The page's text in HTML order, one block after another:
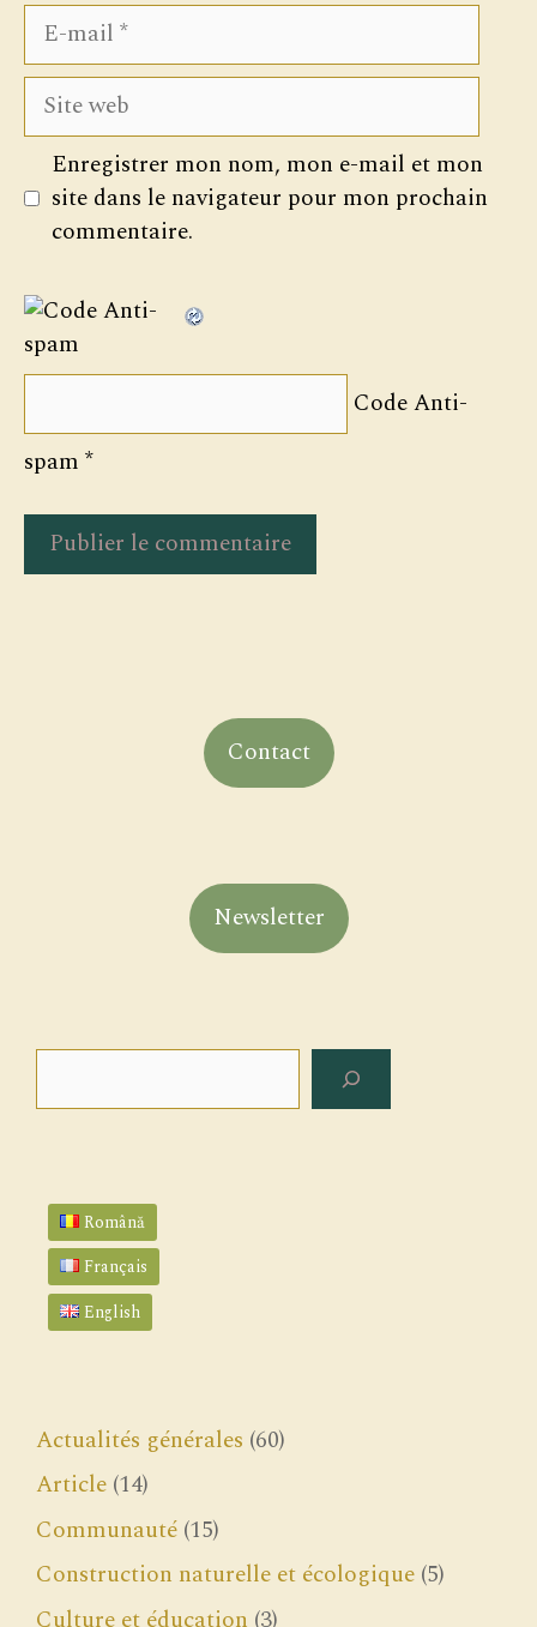
E-
mail
Site
web
Enregistrer mon nom, mon e-mail et mon
site dans le navigateur pour mon prochain
commentaire.
Code Anti-
spam *
Contact
Newsletter
Română
Français
English
Actualités générales (60)
Article (14)
Communauté (15)
Construction naturelle et écologique (5)
Culture et éducation (3)